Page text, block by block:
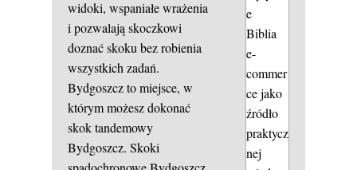
widoki, wspaniałe wrażenia
i pozwalają skoczkowi
doznać skoku bez robienia
wszystkich zadań.
Bydgoszcz to miejsce, w
którym możesz dokonać
skok tandemowy
Bydgoszcz. Skoki
e
Biblia
e-
commer
ce jako
źródło
praktycz
nej